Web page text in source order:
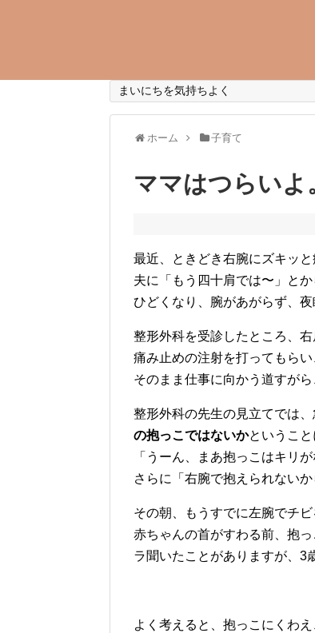
まいにちを気持ちよく
ホーム 子育て
ママはつらい
最近、ときどき右腕にズキッ
夫に「もう四十肩では〜」と
ひどくなり、腕があがらず、夜
整形外科を受診したところ、
痛み止めの注射を打ってもら
そのまま仕事に向かう道すがら
整形外科の先生の見立てでは
の抱っこではないかということ
「うーん、まあ抱っこはキリ
さらに「右腕で抱えられない
その朝、もうすでに左腕でチ
赤ちゃんの首がすわる前、抱
ラ聞いたことがありますが、
よく考えると、抱っこにくわ